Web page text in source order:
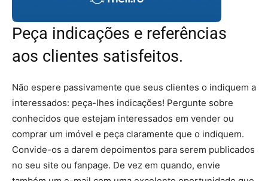
Peça indicações e referências
aos clientes satisfeitos.
Não espere passivamente que seus clientes o indiquem a
interessados: peça-lhes indicações! Pergunte sobre
conhecidos que estejam interessados em vender ou
comprar um imóvel e peça claramente que o indiquem.
Convide-os a darem depoimentos para serem publicados
no seu site ou fanpage. De vez em quando, envie